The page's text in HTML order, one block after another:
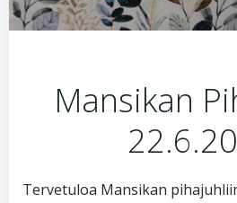
Mansikan
Tervetuloa Mansikan